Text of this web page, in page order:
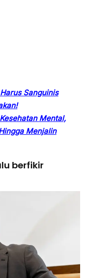
Sanguinis
Mental,
Menjalin
berfikir